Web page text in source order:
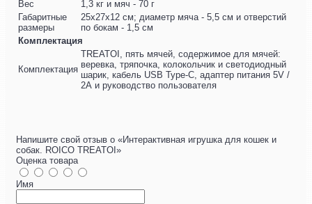
Вес
1,3 кг и мяч - 70 г
Габаритные
размеры
25x27x12 см; диаметр мяча - 5,5 см и отверстий
по бокам - 1,5 см
Комплектация
Комплектация
TREATOI, пять мячей, содержимое для мячей:
веревка, тряпочка, колокольчик и светодиодный
шарик, кабель USB Type-C, адаптер питания 5V /
2А и руководство пользователя
Напишите свой отзыв о «Интерактивная игрушка для кошек и
собак. ROICO TREATOI»
Оценка товара
Имя